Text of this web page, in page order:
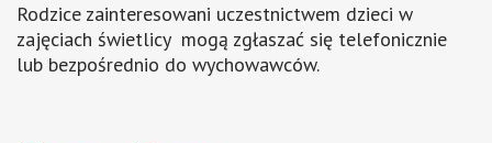
Rodzice zainteresowani uczestnictwem dzieci w
zajęciach świetlicy mogą zgłaszać się telefonicznie
lub bezpośrednio do wychowawców.